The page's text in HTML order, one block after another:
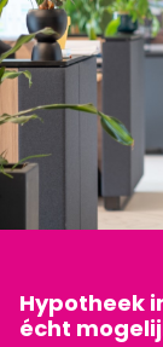
Hypotheek
écht